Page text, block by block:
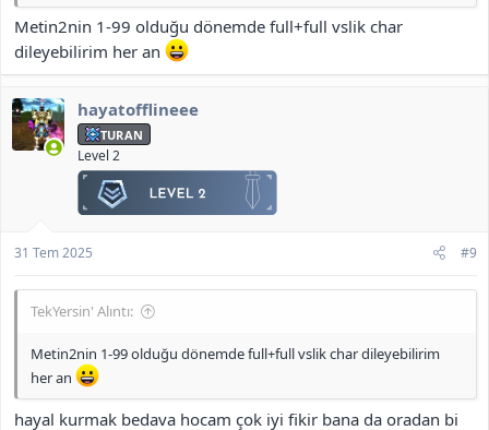
Metin2nin 1-99 olduğu dönemde full+full vslik char
dileyebilirim her an
hayatofflineee
TURAN
Level 2
31 Tem 2025 #9
TekYersin' Alıntı:
Metin2nin 1-99 olduğu dönemde full+full vslik char dileyebilirim
her an
hayal kurmak bedava hocam çok iyi fikir bana da oradan bi